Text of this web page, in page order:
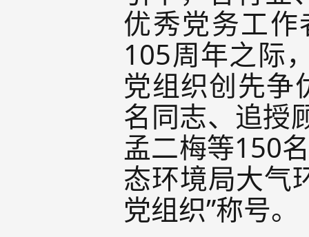
优秀党务工
105周年之际
党组织创先争
名同志、追授
孟二梅等150
态环境局大气
党组织”称号。